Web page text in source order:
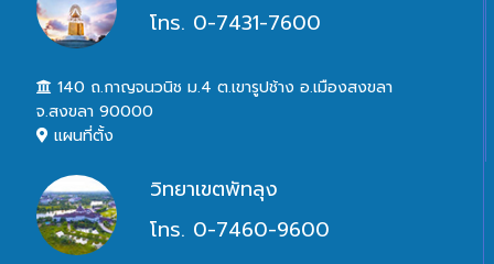
โทร. 0-7431-7600
140 ถ.กาญจนวนิช ม.4 ต.เขารูปช้าง อ.เมืองสงขลา
จ.สงขลา 90000
แผนที่ตั้ง
วิทยาเขตพัทลุง
โทร. 0-7460-9600